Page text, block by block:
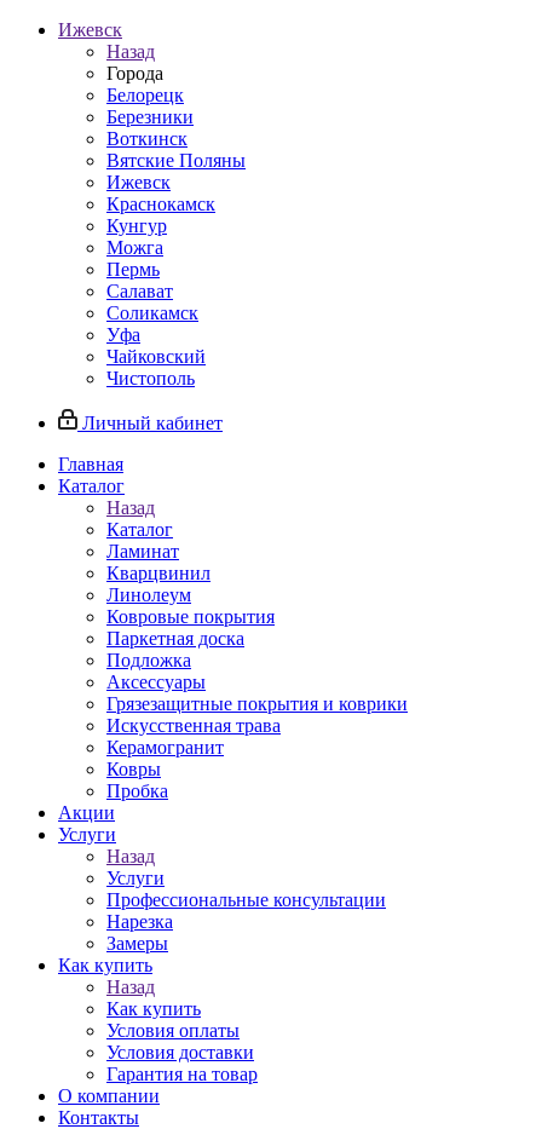
Ижевск
Назад
Города
Белорецк
Березники
Воткинск
Вятские Поляны
Ижевск
Краснокамск
Кунгур
Можга
Пермь
Салават
Соликамск
Уфа
Чайковский
Чистополь
Личный кабинет
Главная
Каталог
Назад
Каталог
Ламинат
Кварцвинил
Линолеум
Ковровые покрытия
Паркетная доска
Подложка
Аксессуары
Грязезащитные покрытия и коврики
Искусственная трава
Керамогранит
Ковры
Пробка
Акции
Услуги
Назад
Услуги
Профессиональные консультации
Нарезка
Замеры
Как купить
Назад
Как купить
Условия оплаты
Условия доставки
Гарантия на товар
О компании
Контакты